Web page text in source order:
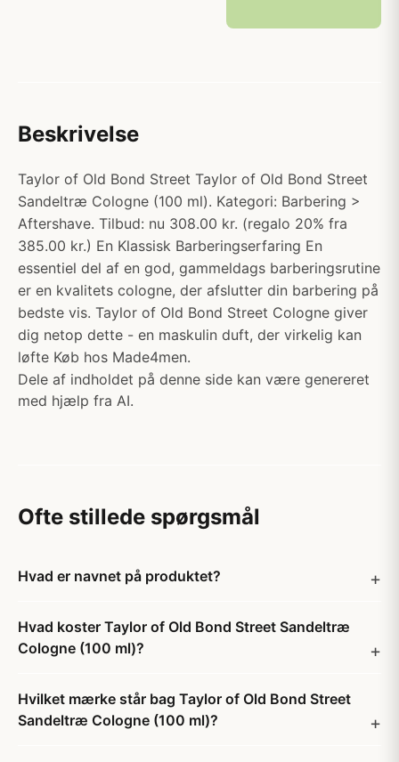
Beskrivelse
Taylor of Old Bond Street Taylor of Old Bond Street
Sandeltræ Cologne (100 ml). Kategori: Barbering >
Aftershave. Tilbud: nu 308.00 kr. (regalo 20% fra
385.00 kr.) En Klassisk Barberingserfaring En
essentiel del af en god, gammeldags barberingsrutine
er en kvalitets cologne, der afslutter din barbering på
bedste vis. Taylor of Old Bond Street Cologne giver
dig netop dette - en maskulin duft, der virkelig kan
løfte Køb hos Made4men.
Dele af indholdet på denne side kan være genereret
med hjælp fra AI.
Ofte stillede spørgsmål
Hvad er navnet på produktet?
Hvad koster Taylor of Old Bond Street Sandeltræ
Cologne (100 ml)?
Hvilket mærke står bag Taylor of Old Bond Street
Sandeltræ Cologne (100 ml)?